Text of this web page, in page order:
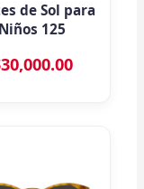
de Sol para
Niños 125
30,000.00